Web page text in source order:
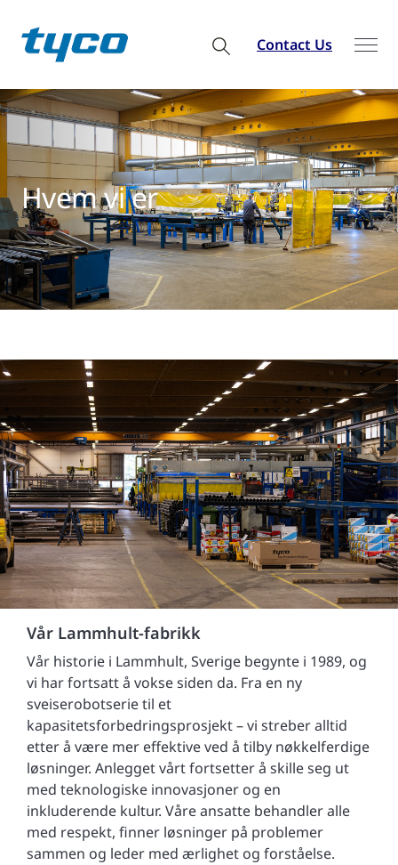
Contact Us
Hvem vi er
Vår Lammhult-fabrikk
Vår historie i Lammhult, Sverige begynte i 1989, og
vi har fortsatt å vokse siden da. Fra en ny
sveiserobotserie til et
kapasitetsforbedringsprosjekt – vi streber alltid
etter å være mer effektive ved å tilby nøkkelferdige
løsninger. Anlegget vårt fortsetter å skille seg ut
med teknologiske innovasjoner og en
inkluderende kultur. Våre ansatte behandler alle
med respekt, finner løsninger på problemer
sammen og leder med ærlighet og forståelse.